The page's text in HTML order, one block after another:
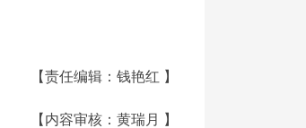
【责任编辑：钱艳红 】
【内容审核：黄瑞月 】